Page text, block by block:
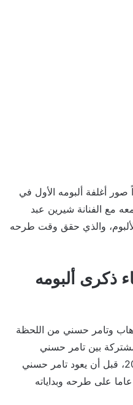
أغلفة ألبومه الأول في
مع الفنانة شيرين عبد
والذي حقق وقت طرحه
ذكرى ألبومه
وتامر حسني من اللحظة
مشتركة بين تامر حسني
وشيرين عبد الوهاب في عام 2002، قبل أن يعود تامر حسني
لإحياء ذكرى طرح الألبوم بعد 24 عاما على طرحه وبداياته